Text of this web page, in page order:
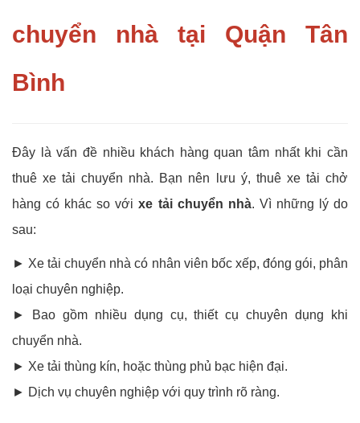
chuyển nhà tại Quận Tân
Bình
Đây là vấn đề nhiều khách hàng quan tâm nhất khi cần
thuê xe tải chuyển nhà. Bạn nên lưu ý, thuê xe tải chở
hàng có khác so vớixe tải chuyển nhà. Vì những lý do
sau:
► Xe tải chuyển nhà có nhân viên bốc xếp, đóng gói, phân
loại chuyên nghiệp.
► Bao gồm nhiều dụng cụ, thiết cụ chuyên dụng khi
chuyển nhà.
► Xe tải thùng kín, hoặc thùng phủ bạc hiện đại.
► Dịch vụ chuyên nghiệp với quy trình rõ ràng.